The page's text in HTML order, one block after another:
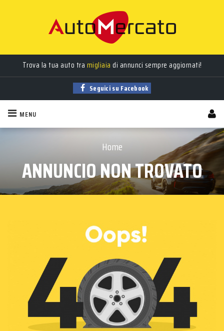
Trova la tua auto tra migliaia di annunci sempre aggiornati!
Seguici su Facebook
MENU
Home
ANNUNCIO NON TROVATO